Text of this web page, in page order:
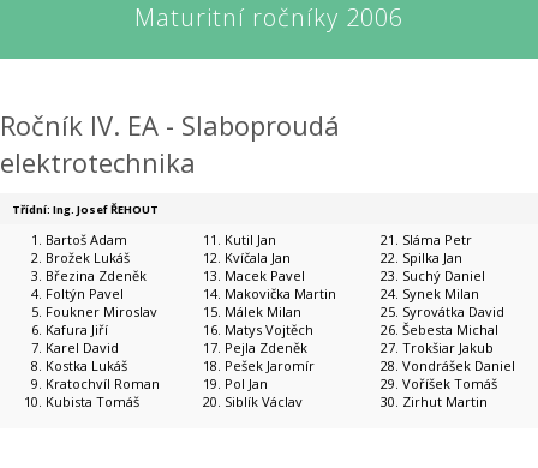
Maturitní ročníky 2006
Ročník IV. EA - Slaboproudá
elektrotechnika
Třídní: Ing. Josef ŘEHOUT
Bartoš Adam
Brožek Lukáš
Březina Zdeněk
Foltýn Pavel
Foukner Miroslav
Kafura Jiří
Karel David
Kostka Lukáš
Kratochvíl Roman
Kubista Tomáš
Kutil Jan
Kvíčala Jan
Macek Pavel
Makovička Martin
Málek Milan
Matys Vojtěch
Pejla Zdeněk
Pešek Jaromír
Pol Jan
Siblík Václav
Sláma Petr
Spilka Jan
Suchý Daniel
Synek Milan
Syrovátka David
Šebesta Michal
Trokšiar Jakub
Vondrášek Daniel
Voříšek Tomáš
Zirhut Martin